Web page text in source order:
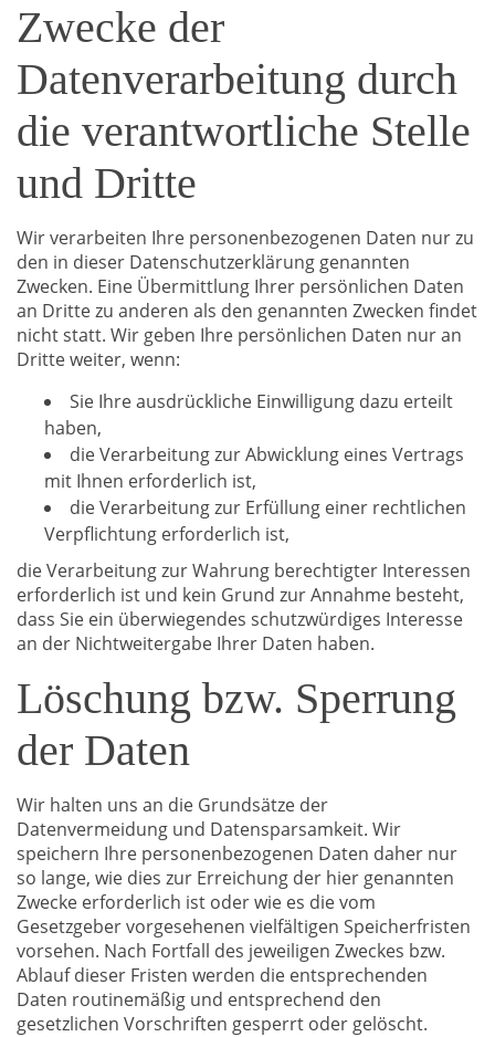
Zwecke der
Datenverarbeitung durch
die verantwortliche Stelle
und Dritte
Wir verarbeiten Ihre personenbezogenen Daten nur zu
den in dieser Datenschutzerklärung genannten
Zwecken. Eine Übermittlung Ihrer persönlichen Daten
an Dritte zu anderen als den genannten Zwecken findet
nicht statt. Wir geben Ihre persönlichen Daten nur an
Dritte weiter, wenn:
Sie Ihre ausdrückliche Einwilligung dazu erteilt
haben,
die Verarbeitung zur Abwicklung eines Vertrags
mit Ihnen erforderlich ist,
die Verarbeitung zur Erfüllung einer rechtlichen
Verpflichtung erforderlich ist,
die Verarbeitung zur Wahrung berechtigter Interessen
erforderlich ist und kein Grund zur Annahme besteht,
dass Sie ein überwiegendes schutzwürdiges Interesse
an der Nichtweitergabe Ihrer Daten haben.
Löschung bzw. Sperrung
der Daten
Wir halten uns an die Grundsätze der
Datenvermeidung und Datensparsamkeit. Wir
speichern Ihre personenbezogenen Daten daher nur
so lange, wie dies zur Erreichung der hier genannten
Zwecke erforderlich ist oder wie es die vom
Gesetzgeber vorgesehenen vielfältigen Speicherfristen
vorsehen. Nach Fortfall des jeweiligen Zweckes bzw.
Ablauf dieser Fristen werden die entsprechenden
Daten routinemäßig und entsprechend den
gesetzlichen Vorschriften gesperrt oder gelöscht.